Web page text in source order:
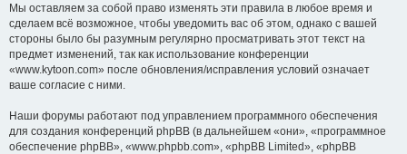
Мы оставляем за собой право изменять эти правила в любое время и
сделаем всё возможное, чтобы уведомить вас об этом, однако с вашей
стороны было бы разумным регулярно просматривать этот текст на
предмет изменений, так как использование конференции
«www.kytoon.com» после обновления/исправления условий означает
ваше согласие с ними.
Наши форумы работают под управлением программного обеспечения
для создания конференций phpBB (в дальнейшем «они», «программное
обеспечение phpBB», «www.phpbb.com», «phpBB Limited», «phpBB